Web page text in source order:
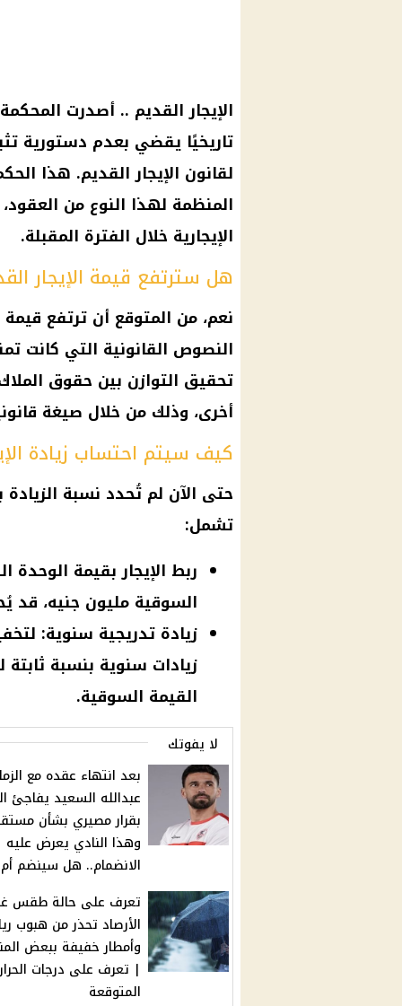
الإيجار القديم
تاريخيًا يقضي بعدم دستورية
لقانون الإيجار القديم. هذا
المنظمة لهذا النوع من
الإيجارية خلال الفترة المقبلة.
هل سترتفع قيمة الإيجار
نعم، من المتوقع أن ترتفع قيمة
النصوص القانونية التي كانت
تحقيق التوازن بين حقوق
أخرى، وذلك من خلال صيغة
كيف سيتم احتساب زيادة
حتى الآن لم تُحدد نسبة
تشمل:
ربط الإيجار بقيمة الوحدة
السوقية مليون جنيه، قد
زيادة تدريجية سنوية:
زيادات سنوية بنسبة
القيمة السوقية.
لا يفوتك
بعد انتهاء عقده مع
عبدالله السعيد يفاجئ
بقرار مصيري بشأن
وهذا النادي يعرض عليه
الانضمام.. هل سينضم أم
تعرف على حالة طقس
الأرصاد تحذر من هبوب
وأمطار خفيفة ببعض
| تعرف على درجات
المتوقعة